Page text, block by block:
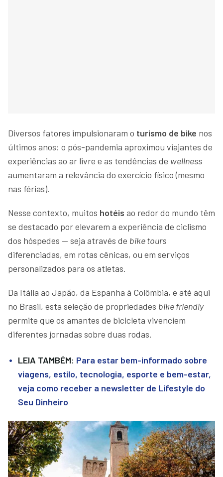
Diversos fatores impulsionaram o turismo de bike nos
últimos anos: o pós-pandemia aproximou viajantes de
experiências ao ar livre e as tendências de wellness
aumentaram a relevância do exercício físico (mesmo
nas férias).
Nesse contexto, muitos hotéis ao redor do mundo têm
se destacado por elevarem a experiência de ciclismo
dos hóspedes — seja através de bike tours
diferenciadas, em rotas cênicas, ou em serviços
personalizados para os atletas.
Da Itália ao Japão, da Espanha à Colômbia, e até aqui
no Brasil, esta seleção de propriedades bike friendly
permite que os amantes de bicicleta vivenciem
diferentes jornadas sobre duas rodas.
LEIA TAMBÉM: Para estar bem-informado sobre
viagens, estilo, tecnologia, esporte e bem-estar,
veja como receber a newsletter de Lifestyle do
Seu Dinheiro